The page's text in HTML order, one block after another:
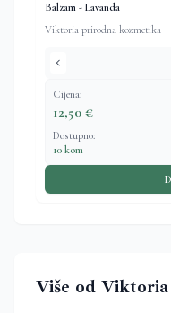
Balzam - Lavanda
Viktoria prirodna kozmetika
chevron_left
Cijena:
12,50 €
Dostupno:
10 kom
Više od